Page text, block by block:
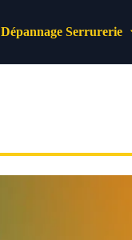
Dépannage Serrurerie